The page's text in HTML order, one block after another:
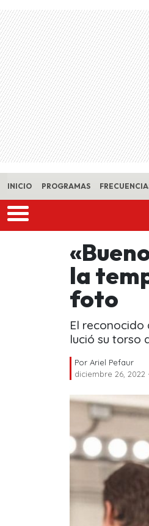
Skip to main content
INICIO PROGRAMAS
la
foto
El
lució su torso
Por Ariel Pefaur
diciembre 26, 2022